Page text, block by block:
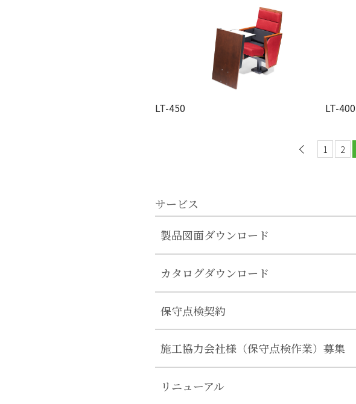
LT-450 LT-400
前へ
1 2
サービス
製品図面ダウンロード
カタログダウンロード
保守点検契約
施工協力会社様（保守点検作業）募集
リニューアル